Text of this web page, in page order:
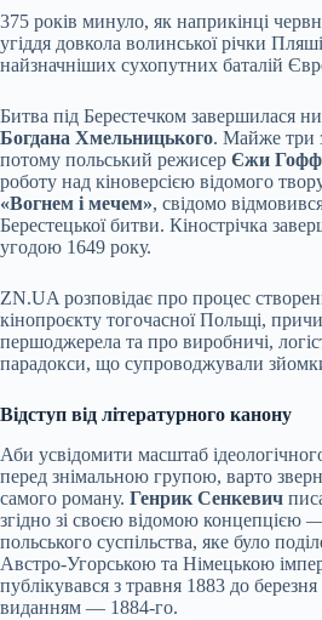
375 років минуло, як наприкінці
угіддя довкола волинської річки
найзначніших сухопутних баталій
Битва під Берестечком завершилася
Богдана Хмельницького. Майже три
потому польський режисер Єжи
роботу над кіноверсією відомого
«Вогнем і мечем», свідомо
Берестецької битви. Кінострічка
угодою 1649 року.
ZN.UA розповідає про процес
кінопроєкту тогочасної Польщі,
першоджерела та про виробничі,
парадокси, що супроводжували зйомки
Відступ від літературного канону
Аби усвідомити масштаб
перед знімальною групою, варто
самого роману. Генрик Сенкевич
згідно зі своєю відомою концепцією
польського суспільства, яке було
Австро-Угорською та Німецькою
публікувався з травня 1883 до
виданням — 1884-го.